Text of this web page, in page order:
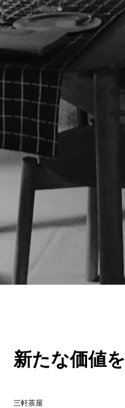
新たな価値を
三軒茶屋